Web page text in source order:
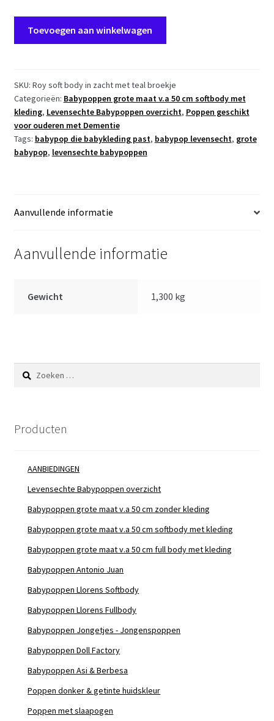
Levensechte
pop
Roy
in
2
delige
kleding
cm
Toevoegen aan winkelwagen
SKU: Roy soft body in zacht met teal broekje
Categorieën: Babypoppen grote maat v.a 50 cm softbody met
kleding, Levensechte Babypoppen overzicht, Poppen geschikt
voor ouderen met Dementie
Tags: babypop die babykleding past, babypop levensecht, grote
babypop, levensechte babypoppen
Aanvullende informatie
Aanvullende informatie
Gewicht 1,300 kg
Zoeken
naar:
Producten
AANBIEDINGEN
Levensechte Babypoppen overzicht
Babypoppen grote maat v.a 50 cm zonder kleding
Babypoppen grote maat v.a 50 cm softbody met kleding
Babypoppen grote maat v.a 50 cm full body met kleding
Babypoppen Antonio Juan
Babypoppen Llorens Softbody
Babypoppen Llorens Fullbody
Babypoppen Jongetjes - Jongenspoppen
Babypoppen Doll Factory
Babypoppen Asi & Berbesa
Poppen donker & getinte huidskleur
Poppen met slaapogen